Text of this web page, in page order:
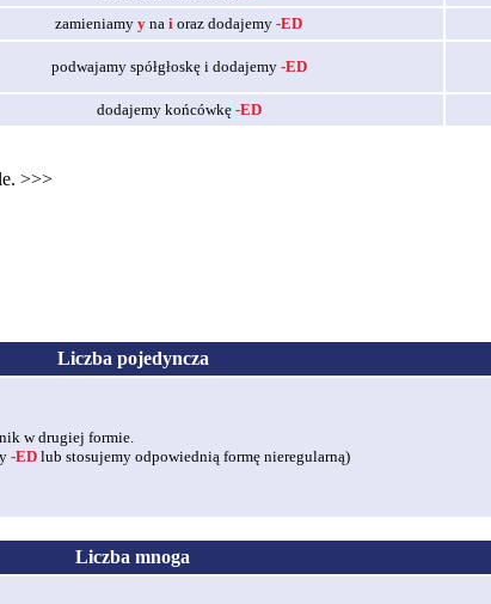
zamieniamy y na i oraz dodajemy -ED
podwajamy spółgłoskę i dodajemy -ED
dodajemy końcówkę -ED
>>>
Liczba pojedyncza
w drugiej formie.
-ED lub stosujemy odpowiednią formę nieregularną)
Liczba mnoga